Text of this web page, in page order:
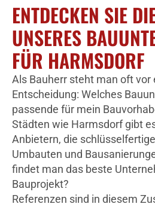
ENTDECKEN SIE
UNSERES
FÜR HARMSDORF
Als Bauherr steht man oft vor
Entscheidung: Welches
passende für mein
Städten wie Harmsdorf gibt
Anbietern, die
Umbauten und
findet man das beste
Bauprojekt?
Referenzen sind in diesem